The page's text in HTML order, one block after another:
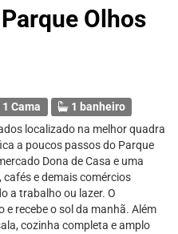
Olhos
1 Cama
1 banheiro
localizado na melhor quadra
a poucos passos do Parque
Dona de Casa e uma
e demais comércios
a trabalho ou lazer. O
recebe o sol da manhã. Além
cozinha completa e amplo